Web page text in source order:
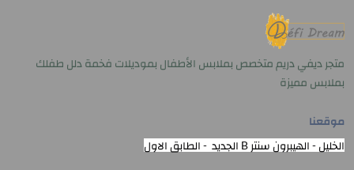
متجر ديفي دريم متخصص بملابس الأطفال بموديلات فخمة دلل طفلك
بملابس مميزة
موقعنا
الخليل - الهيبرون سنتر B الجديد - الطابق الاول